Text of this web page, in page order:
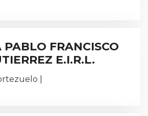
PABLO FRANCISCO
E.I.R.L.
|